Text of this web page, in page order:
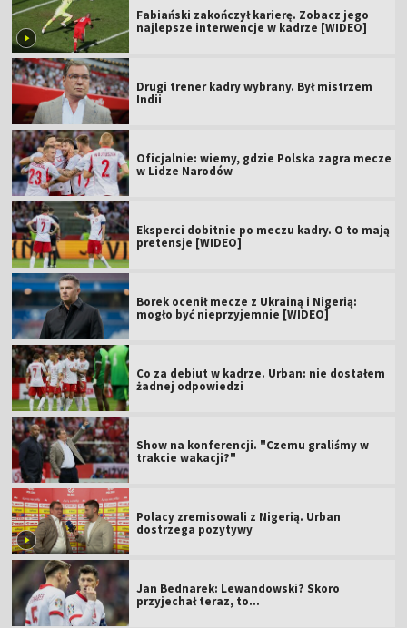
Fabiański zakończył karierę. Zobacz jego
najlepsze interwencje w kadrze [WIDEO]
Drugi trener kadry wybrany. Był mistrzem
Indii
Oficjalnie: wiemy, gdzie Polska zagra mecze
w Lidze Narodów
Eksperci dobitnie po meczu kadry. O to mają
pretensje [WIDEO]
Borek ocenił mecze z Ukrainą i Nigerią:
mogło być nieprzyjemnie [WIDEO]
Co za debiut w kadrze. Urban: nie dostałem
żadnej odpowiedzi
Show na konferencji. "Czemu graliśmy w
trakcie wakacji?"
Polacy zremisowali z Nigerią. Urban
dostrzega pozytywy
Jan Bednarek: Lewandowski? Skoro
przyjechał teraz, to…